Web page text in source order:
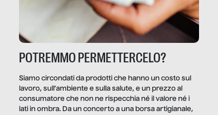
POTREMMO PERMETTERCELO?
Siamo circondati da prodotti che hanno un costo sul
lavoro, sull’ambiente e sulla salute, e un prezzo al
consumatore che non ne rispecchia né il valore né i
lati in ombra. Da un concerto a una borsa artigianale,